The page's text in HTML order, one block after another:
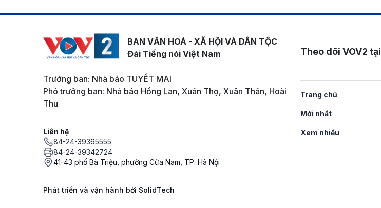
BAN VĂN HOÁ - XÃ HỘI VÀ DÂN TỘC
Đài Tiếng nói Việt Nam
Trưởng ban: Nhà báo TUYẾT MAI
Phó trưởng ban: Nhà báo Hồng Lan, Xuân Thọ, Xuân Thân, Hoài
Thu
Liên hệ
84-24-39365555
84-24-39342724
41-43 phố Bà Triệu, phường Cửa Nam, TP. Hà Nội
Phát triển và vận hành bởi SolidTech
Mạng xã
Theo dõi VOV2
Trang chủ
Mới nhất
Xem nhiều